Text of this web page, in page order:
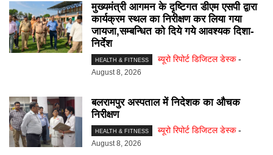
मुख्यमंत्री आगमन के दृष्टिगत डीएम एसपी द्वारा
कार्यक्रम स्थल का निरीक्षण कर लिया गया
जायजा,सम्बन्धित को दिये गये आवश्यक दिशा-
निर्देश
HEALTH & FITNESS ब्यूरो रिपोर्ट डिजिटल डेस्क -
August 8, 2026
बलरामपुर अस्पताल में निदेशक का औचक
निरीक्षण
HEALTH & FITNESS ब्यूरो रिपोर्ट डिजिटल डेस्क -
August 8, 2026